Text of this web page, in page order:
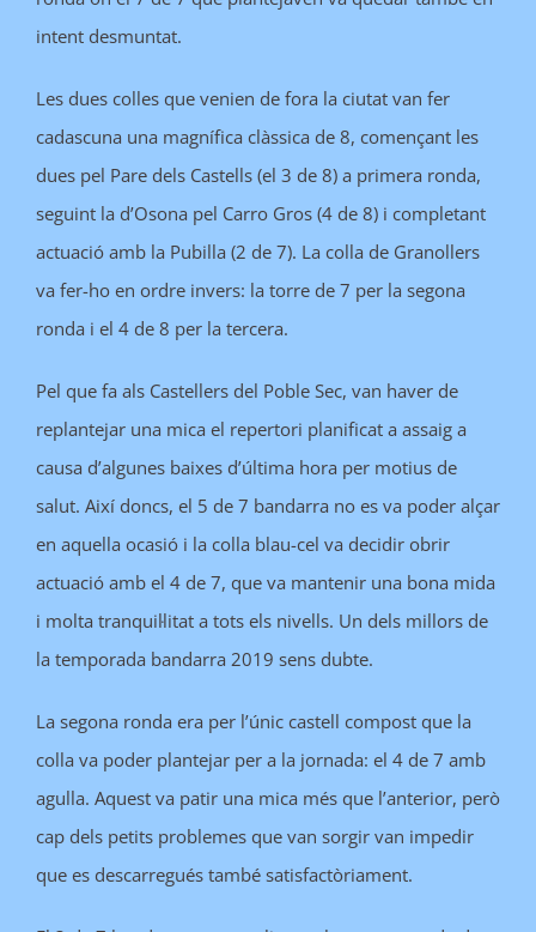
intent desmuntat.
Les dues colles que venien de fora la ciutat van fer
cadascuna una magnífica clàssica de 8, començant les
dues pel Pare dels Castells (el 3 de 8) a primera ronda,
seguint la d’Osona pel Carro Gros (4 de 8) i completant
actuació amb la Pubilla (2 de 7). La colla de Granollers
va fer-ho en ordre invers: la torre de 7 per la segona
ronda i el 4 de 8 per la tercera.
Pel que fa als Castellers del Poble Sec, van haver de
replantejar una mica el repertori planificat a assaig a
causa d’algunes baixes d’última hora per motius de
salut. Així doncs, el 5 de 7 bandarra no es va poder alçar
en aquella ocasió i la colla blau-cel va decidir obrir
actuació amb el 4 de 7, que va mantenir una bona mida
i molta tranquil·litat a tots els nivells. Un dels millors de
la temporada bandarra 2019 sens dubte.
La segona ronda era per l’únic castell compost que la
colla va poder plantejar per a la jornada: el 4 de 7 amb
agulla. Aquest va patir una mica més que l’anterior, però
cap dels petits problemes que van sorgir van impedir
que es descarregués també satisfactòriament.